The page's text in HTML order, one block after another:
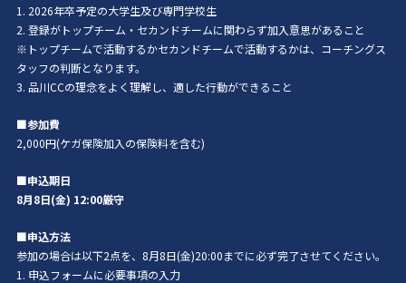
1. 2026年卒予定の大学生及び専門学校生
2. 登録がトップチーム・セカンドチームに関わらず加入意思があること
※トップチームで活動するかセカンドチームで活動するかは、コーチングス
タッフの判断となります。
3. 品川CCの理念をよく理解し、適した行動ができること
■参加費
2,000円(ケガ保険加入の保険料を含む)
■申込期日
8月8日(金) 12:00厳守
■申込方法
参加の場合は以下2点を、8月8日(金)20:00までに必ず完了させてください。
1. 申込フォームに必要事項の入力